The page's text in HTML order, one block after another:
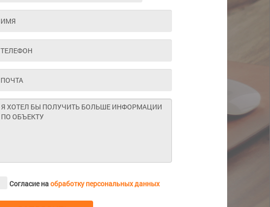
Согласие наобработку персональных данных